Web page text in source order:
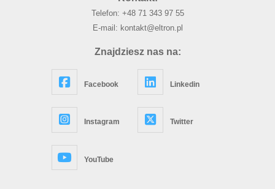
Telefon: +48 71 343 97 55
E-mail: kontakt@eltron.pl
Znajdziesz nas na:
Facebook Linkedin
Instagram Twitter
YouTube